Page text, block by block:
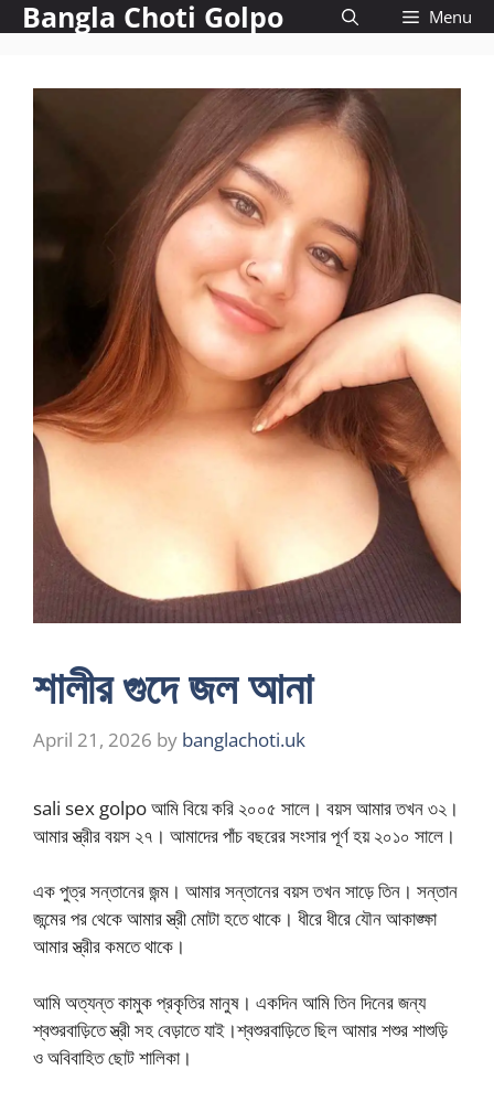
Skip
to
Bangla Choti Golpo Menu
শালীর গুদে জল আনা
April 21, 2026 by banglachoti.uk
sali sex golpo আমি বিয়ে করি ২০০৫ সালে। বয়স আমার তখন ৩২।
আমার স্ত্রীর বয়স ২৭। আমাদের পাঁচ বছরের সংসার পূর্ণ হয় ২০১০ সালে।
এক পুত্র সন্তানের জন্ম। আমার সন্তানের বয়স তখন সাড়ে তিন। সন্তান
জন্মের পর থেকে আমার স্ত্রী মোটা হতে থাকে। ধীরে ধীরে যৌন আকাঙ্ক্ষা
আমার স্ত্রীর কমতে থাকে।
আমি অত্যন্ত কামুক প্রকৃতির মানুষ। একদিন আমি তিন দিনের জন্য
শ্বশুরবাড়িতে স্ত্রী সহ বেড়াতে যাই।শ্বশুরবাড়িতে ছিল আমার শশুর শাশুড়ি
ও অবিবাহিত ছোট শালিকা।